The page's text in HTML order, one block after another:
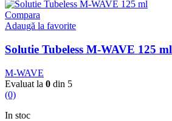
Compara
Adaugă la favorite
Solutie Tubeless M-WAVE 125 ml
M-WAVE
Evaluat la 0 din 5
(0)
In stoc